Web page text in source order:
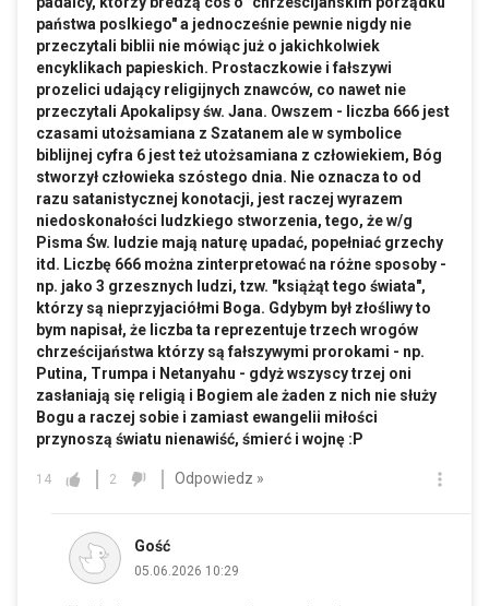
państwa poslkiego" a jednocześnie pewnie nigdy nie
przeczytali biblii nie mówiąc już o jakichkolwiek
encyklikach papieskich. Prostaczkowie i fałszywi
prozelici udający religijnych znawców, co nawet nie
przeczytali Apokalipsy św. Jana. Owszem - liczba 666 jest
czasami utożsamiana z Szatanem ale w symbolice
biblijnej cyfra 6 jest też utożsamiana z człowiekiem, Bóg
stworzył człowieka szóstego dnia. Nie oznacza to od
razu satanistycznej konotacji, jest raczej wyrazem
niedoskonałości ludzkiego stworzenia, tego, że w/g
Pisma Św. ludzie mają naturę upadać, popełniać grzechy
itd. Liczbę 666 można zinterpretować na różne sposoby -
np. jako 3 grzesznych ludzi, tzw. "książąt tego świata",
którzy są nieprzyjaciółmi Boga. Gdybym był złośliwy to
bym napisał, że liczba ta reprezentuje trzech wrogów
chrześcijaństwa którzy są fałszywymi prorokami - np.
Putina, Trumpa i Netanyahu - gdyż wszyscy trzej oni
zasłaniają się religią i Bogiem ale żaden z nich nie służy
Bogu a raczej sobie i zamiast ewangelii miłości
przynoszą światu nienawiść, śmierć i wojnę :P
14 2 Odpowiedz »
Gość
05.06.2026 10:29